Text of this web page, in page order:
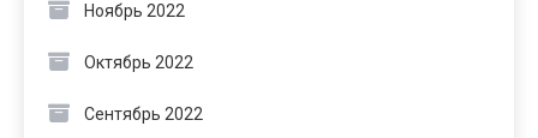
Ноябрь 2022
Октябрь 2022
Сентябрь 2022